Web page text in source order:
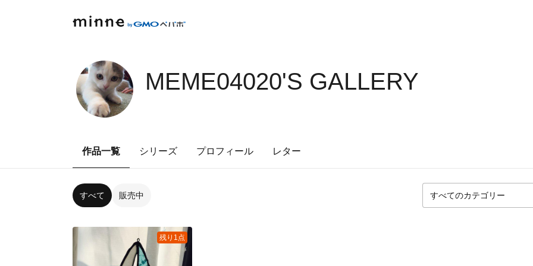
MEME04020'S GALLERY
作品一覧 シリーズ プロフィール レター
すべて 販売中
残り1点